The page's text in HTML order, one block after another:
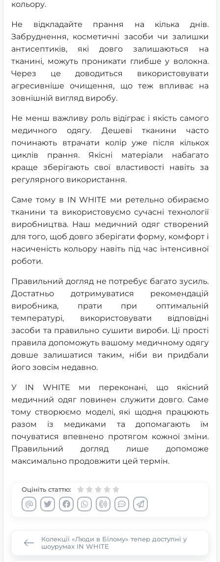
кольору.
Не відкладайте прання на кілька днів.
Забруднення, косметичні засоби чи залишки
антисептиків, які довго залишаються на
тканині, можуть проникати глибше у волокна.
Через це доводиться використовувати
агресивніше очищення, що теж впливає на
зовнішній вигляд виробу.
Не менш важливу роль відіграє і якість самого
медичного одягу. Дешеві тканини часто
починають втрачати колір уже після кількох
циклів прання. Якісні матеріали набагато
краще зберігають свої властивості навіть за
регулярного використання.
Саме тому в IN WHITE ми ретельно обираємо
тканини та використовуємо сучасні технології
виробництва. Наш медичний одяг створений
для того, щоб довго зберігати форму, комфорт і
насиченість кольору навіть під час інтенсивної
роботи.
Правильний догляд не потребує багато зусиль.
Достатньо дотримуватися рекомендацій
виробника, прати при оптимальній
температурі, використовувати відповідні
засоби та правильно сушити вироби. Ці прості
правила допоможуть вашому медичному одягу
довше залишатися таким, ніби ви придбали
його зовсім недавно.
У IN WHITE ми переконані, що якісний
медичний одяг повинен служити довго. Саме
тому створюємо моделі, які щодня працюють
разом із медиками та допомагають їм
почуватися впевнено протягом кожної зміни.
Правильний догляд лише допоможе
максимально продовжити цей термін.
Оцініть статтю:
Колекції «Люди в Білому» тепер доступні у
шоурумах IN WHITE